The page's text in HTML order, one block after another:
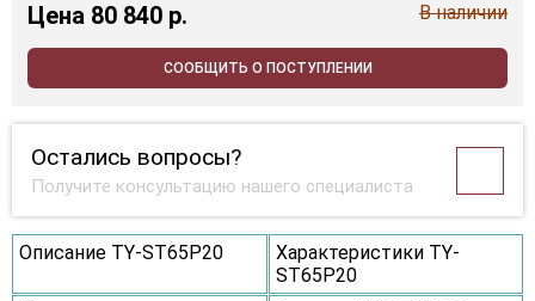
Цена 80 840 p. В наличии
СООБЩИТЬ О ПОСТУПЛЕНИИ
Остались вопросы?
Получите консультацию нашего специалиста
Описание TY-ST65P20
Характеристики TY-
ST65P20